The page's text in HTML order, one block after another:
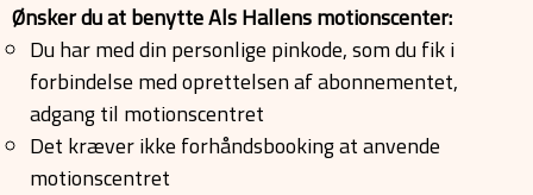
Ønsker du at benytte Als Hallens motionscenter:
Du har med din personlige pinkode, som du fik i
forbindelse med oprettelsen af abonnementet,
adgang til motionscentret
Det kræver ikke forhåndsbooking at anvende
motionscentret